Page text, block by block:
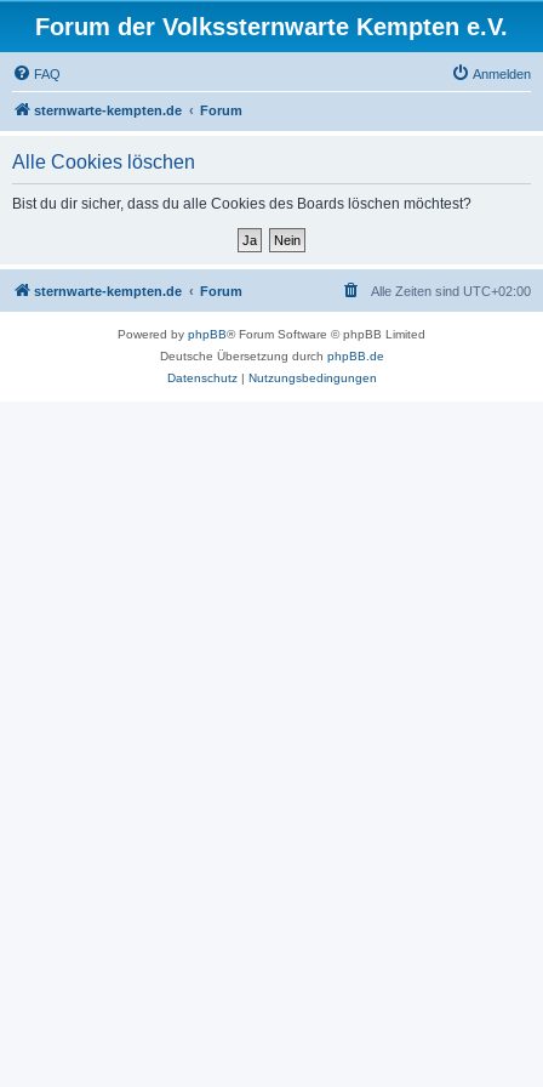
Forum der Volkssternwarte Kempten e.V.
FAQ Anmelden
sternwarte-kempten.de Forum
Alle Cookies löschen
Bist du dir sicher, dass du alle Cookies des Boards löschen möchtest?
sternwarte-kempten.de Forum Alle Zeiten sind UTC+02:00
Powered by phpBB® Forum Software © phpBB Limited
Deutsche Übersetzung durch phpBB.de
Datenschutz| Nutzungsbedingungen